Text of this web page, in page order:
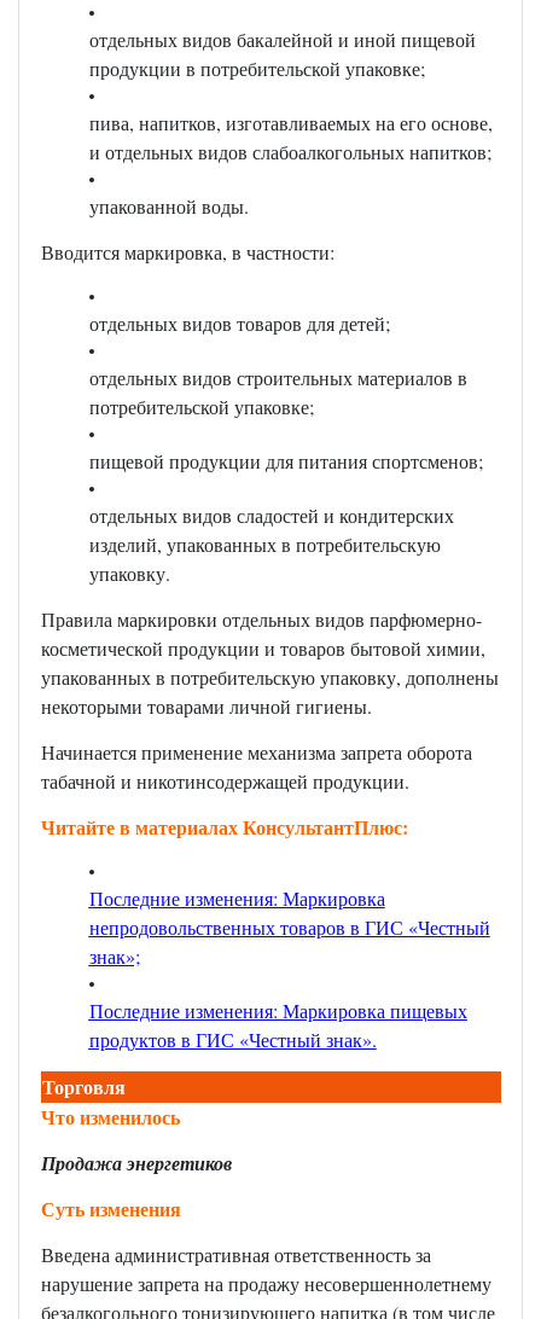
отдельных видов бакалейной и иной пищевой
продукции в потребительской упаковке;
пива, напитков, изготавливаемых на его основе,
и отдельных видов слабоалкогольных напитков;
упакованной воды.
Вводится маркировка, в частности:
отдельных видов товаров для детей;
отдельных видов строительных материалов в
потребительской упаковке;
пищевой продукции для питания спортсменов;
отдельных видов сладостей и кондитерских
изделий, упакованных в потребительскую
упаковку.
Правила маркировки отдельных видов парфюмерно-
косметической продукции и товаров бытовой химии,
упакованных в потребительскую упаковку, дополнены
некоторыми товарами личной гигиены.
Начинается применение механизма запрета оборота
табачной и никотинсодержащей продукции.
Читайте в материалах КонсультантПлюс:
Последние изменения: Маркировка
непродовольственных товаров в ГИС «Честный
знак»;
Последние изменения: Маркировка пищевых
продуктов в ГИС «Честный знак».
Торговля
Что изменилось
Продажа энергетиков
Суть изменения
Введена административная ответственность за
нарушение запрета на продажу несовершеннолетнему
безалкогольного тонизирующего напитка (в том числе